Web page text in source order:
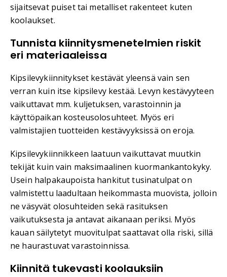
sijaitsevat puiset tai metalliset rakenteet kuten
koolaukset.
Tunnista kiinnitysmenetelmien riskit
eri materiaaleissa
Kipsilevykiinnitykset kestävät yleensä vain sen
verran kuin itse kipsilevy kestää. Levyn kestävyyteen
vaikuttavat mm. kuljetuksen, varastoinnin ja
käyttöpaikan kosteusolosuhteet. Myös eri
valmistajien tuotteiden kestävyyksissä on eroja.
Kipsilevykiinnikkeen laatuun vaikuttavat muutkin
tekijät kuin vain maksimaalinen kuormankantokyky.
Usein halpakaupoista hankitut tusinatulpat on
valmistettu laadultaan heikommasta muovista, jolloin
ne väsyvät olosuhteiden sekä rasituksen
vaikutuksesta ja antavat aikanaan periksi. Myös
kauan säilytetyt muovitulpat saattavat olla riski, sillä
ne haurastuvat varastoinnissa.
Kiinnitä tukevasti koolauksiin